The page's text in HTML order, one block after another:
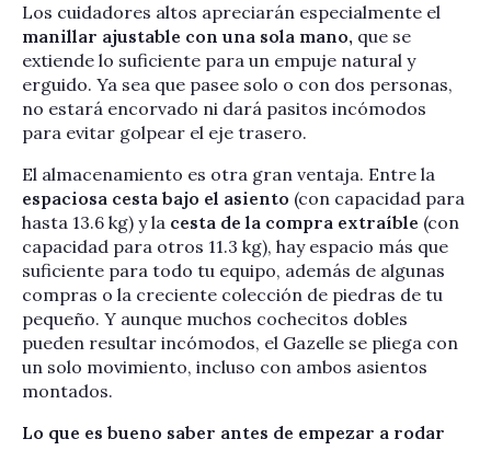
Los cuidadores altos apreciarán especialmente el
manillar ajustable con una sola mano, que se
extiende lo suficiente para un empuje natural y
erguido. Ya sea que pasee solo o con dos personas,
no estará encorvado ni dará pasitos incómodos
para evitar golpear el eje trasero.
El almacenamiento es otra gran ventaja. Entre la
espaciosa cesta bajo el asiento (con capacidad para
hasta 13.6 kg) y la cesta de la compra extraíble (con
capacidad para otros 11.3 kg), hay espacio más que
suficiente para todo tu equipo, además de algunas
compras o la creciente colección de piedras de tu
pequeño. Y aunque muchos cochecitos dobles
pueden resultar incómodos, el Gazelle se pliega con
un solo movimiento, incluso con ambos asientos
montados.
Lo que es bueno saber antes de empezar a rodar